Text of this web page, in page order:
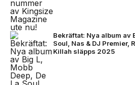
Bekräftat: Nya album av
Soul, Nas & DJ Premier,
Killah släpps 2025